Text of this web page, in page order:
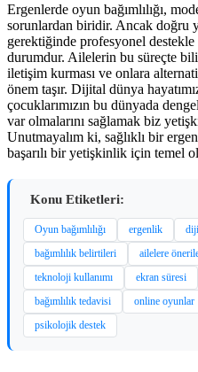
Ergenlerde oyun bağımlılığı,
sorunlardan biridir. Ancak doğru
gerektiğinde profesyonel
durumdur. Ailelerin bu süreçte
iletişim kurması ve onlara
önem taşır. Dijital dünya
çocuklarımızın bu dünyada
var olmalarını sağlamak biz
Unutmayalım ki, sağlıklı bir
başarılı bir yetişkinlik için temel
Konu Etiketleri:
Oyun bağımlılığı ergenlik
bağımlılık belirtileri
ailelere
teknoloji kullanımı
ekran süresi
bağımlılık tedavisi
online oyunlar
psikolojik destek